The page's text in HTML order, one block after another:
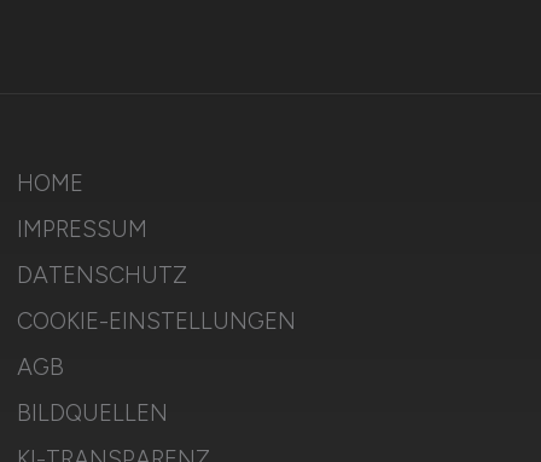
HOME
IMPRESSUM
DATENSCHUTZ
COOKIE-EINSTELLUNGEN
AGB
BILDQUELLEN